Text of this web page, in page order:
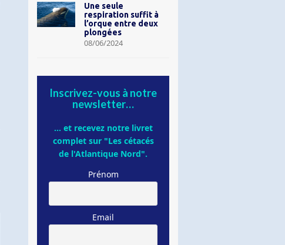
Une seule
respiration suffit à
l’orque entre deux
plongées
08/06/2024
Inscrivez-vous à notre
newsletter…
... et recevez notre livret
complet sur "Les cétacés
de l'Atlantique Nord".
Prénom
Email